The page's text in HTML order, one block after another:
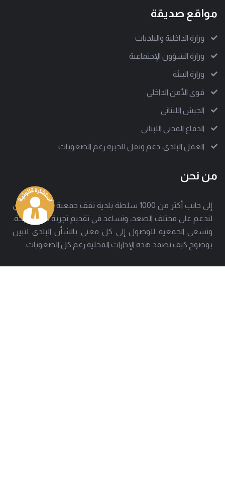
مواقع صديقة
وزارة الداخلية والبلديات
وزارة الشؤون الإجتماعية
وزارة البيئة
قوى الأمن الداخلي
الجيش اللبناني
الدفاع المدني اللبناني
العمل البلدي: دعم ونقل للخبرة رغم الصعوبات
من نحن
إلى جانب أكثر من 1000 سلطة بلدية تقف جمعية العمل البلدي
لتدعم على مختلف الصعد، وتساعد في تقديم تجربة بلدية ناجحة.
وتسعى الجمعية للوصول إلى كل معني بالشأن البلدي لتبين
بوضوح كيف تصمد هذه الإدارات المحلية رغم كل الصعوبات.